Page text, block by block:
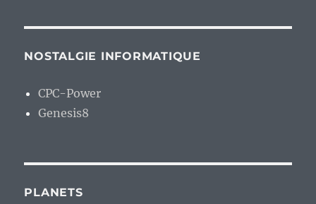
NOSTALGIE INFORMATIQUE
CPC-Power
Genesis8
PLANETS